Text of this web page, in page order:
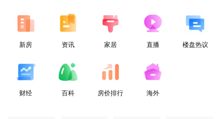
新房 资讯 家居 直播 楼盘热议
财经 百科 房价排行 海外